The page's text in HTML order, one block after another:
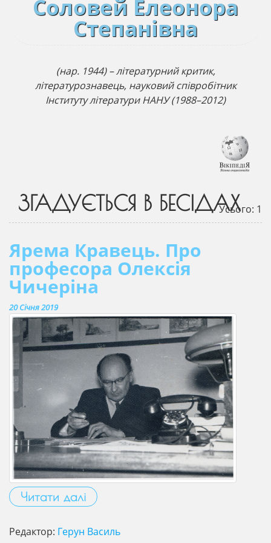
Соловей Елеонора
Степанівна
(нар. 1944) – літературний критик,
літературознавець, науковий співробітник
Інституту літератури НАНУ (1988–2012)
ЗГАДУЄТЬСЯ В БЕСІДАХУсього: 1
Ярема Кравець. Про
професора Олексія
Чичеріна
20 Січня 2019
Читати далі
Редактор: Герун Василь